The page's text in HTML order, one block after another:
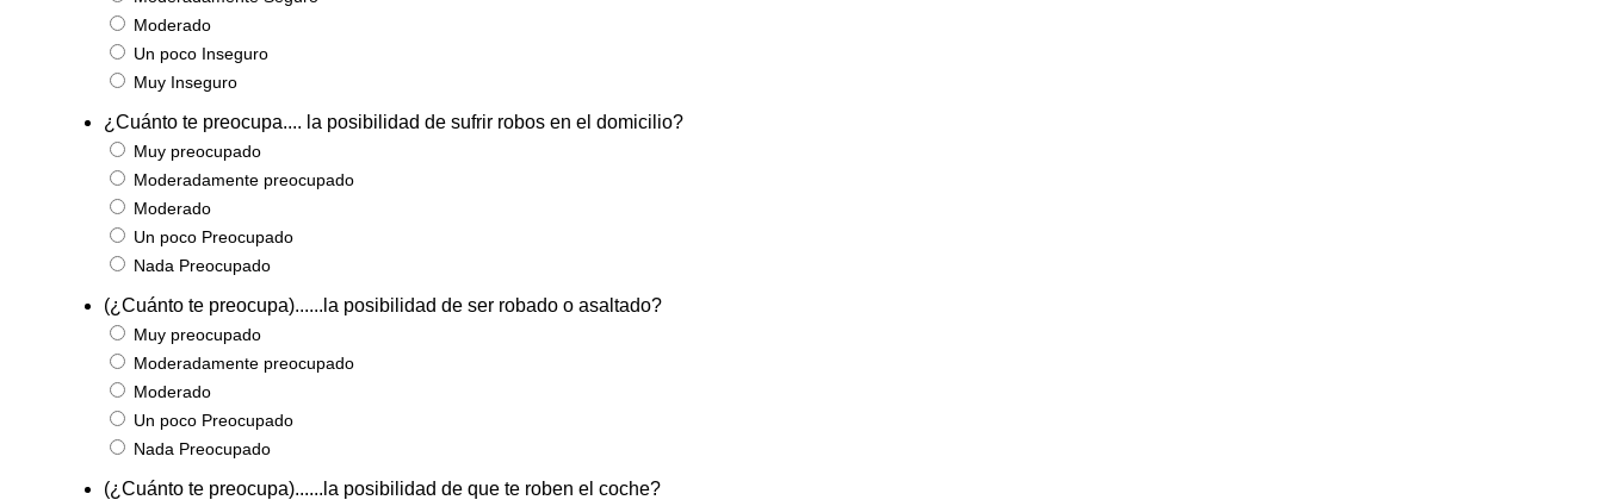
Moderado
Un poco Inseguro
Muy Inseguro
¿Cuánto te preocupa.... la posibilidad de sufrir robos en el domicilio?
Muy preocupado
Moderadamente preocupado
Moderado
Un poco Preocupado
Nada Preocupado
(¿Cuánto te preocupa)......la posibilidad de ser robado o asaltado?
Muy preocupado
Moderadamente preocupado
Moderado
Un poco Preocupado
Nada Preocupado
(¿Cuánto te preocupa)......la posibilidad de que te roben el coche?